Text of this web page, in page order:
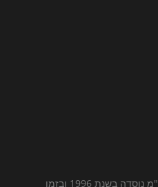
חברת "שלי סחר ושירותים" בע"מ נוסדה בשנת 1996 ובזמן